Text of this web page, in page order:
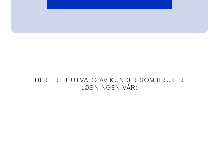
HER ER ET UTVALG AV KUNDER SOM BRUKER
LØSNINGEN VÅR: